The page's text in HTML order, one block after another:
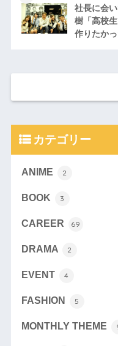
社長に会
樹「高校
作りたかっ
カテゴリー
ANIME 2
BOOK 3
CAREER 69
DRAMA 2
EVENT 4
FASHION 5
MONTHLY THEME